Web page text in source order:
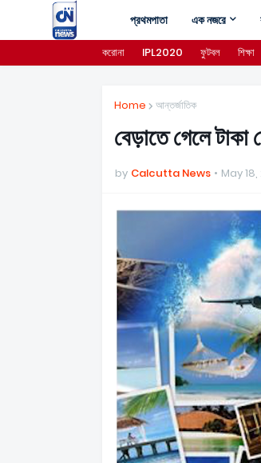
প্রথমপাতা এক নজরে
করোনা IPL2020 ফুটবল শিক্ষা
Home আন্তর্জাতিক
বেড়াতে গেলে টাকা
by Calcutta News May